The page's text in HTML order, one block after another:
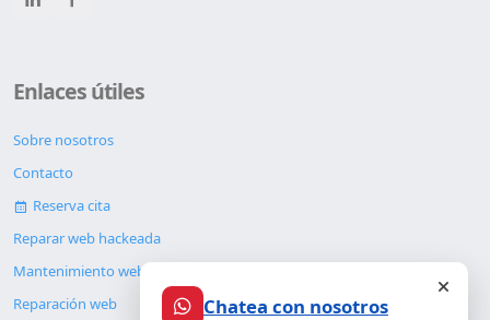
Enlaces útiles
Sobre nosotros
Contacto
Reserva cita
Reparar web hackeada
Mantenimiento web
Reparación web
Chatea con nosotros